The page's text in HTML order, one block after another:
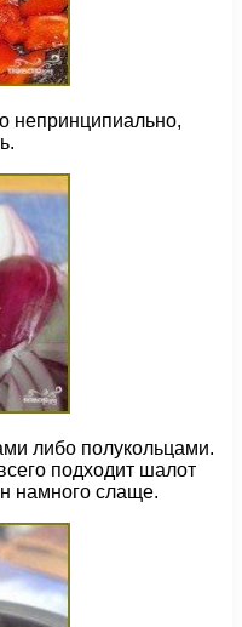
непринципиально,
либо полукольцами.
подходит шалот
намного слаще.